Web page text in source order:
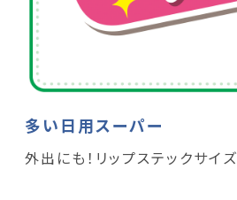
多い日用スーパー
外出にも！リップステックサイズ